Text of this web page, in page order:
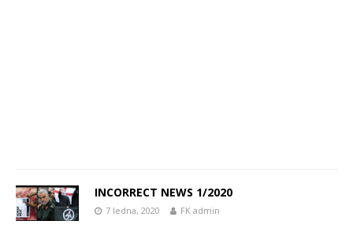
INCORRECT NEWS 1/2020
7 ledna, 2020 FK admin